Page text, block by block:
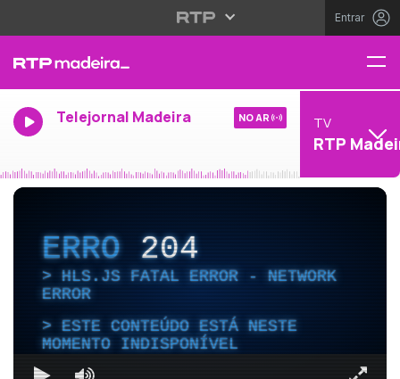
Entrar
Telejornal Madeira NO AR TV
RTP
ERRO204
HLS.JS FATAL ERROR - NETWORK
ERROR
ESTE CONTEÚDO ESTÁ NESTE
MOMENTO INDISPONÍVEL